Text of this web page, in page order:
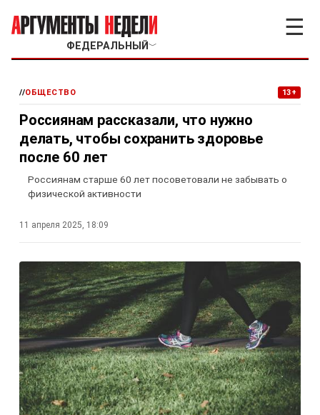
ФЕДЕРАЛЬНЫЙ ﹀
☰
//ОБЩЕСТВО 13+
Россиянам рассказали, что нужно
делать, чтобы сохранить здоровье
после 60 лет
Россиянам старше 60 лет посоветовали не забывать о
физической активности
11 апреля 2025, 18:09